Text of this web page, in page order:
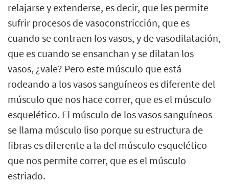
relajarse y extenderse, es decir, que les permite
sufrir procesos de vasoconstricción, que es
cuando se contraen los vasos, y de vasodilatación,
que es cuando se ensanchan y se dilatan los
vasos, ¿vale? Pero este músculo que está
rodeando a los vasos sanguíneos es diferente del
músculo que nos hace correr, que es el músculo
esquelético. El músculo de los vasos sanguíneos
se llama músculo liso porque su estructura de
fibras es diferente a la del músculo esquelético
que nos permite correr, que es el músculo
estriado.